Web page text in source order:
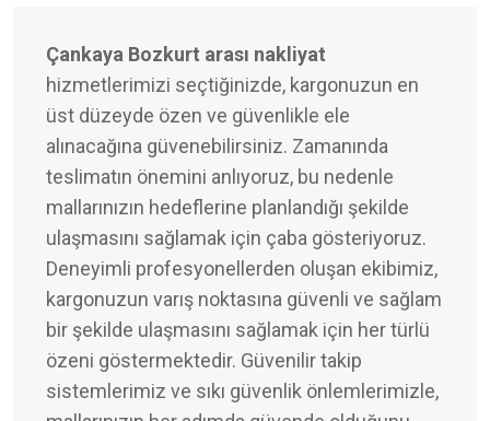
Çankaya Bozkurt arası nakliyat
hizmetlerimizi seçtiğinizde, kargonuzun en
üst düzeyde özen ve güvenlikle ele
alınacağına güvenebilirsiniz. Zamanında
teslimatın önemini anlıyoruz, bu nedenle
mallarınızın hedeflerine planlandığı şekilde
ulaşmasını sağlamak için çaba gösteriyoruz.
Deneyimli profesyonellerden oluşan ekibimiz,
kargonuzun varış noktasına güvenli ve sağlam
bir şekilde ulaşmasını sağlamak için her türlü
özeni göstermektedir. Güvenilir takip
sistemlerimiz ve sıkı güvenlik önlemlerimizle,